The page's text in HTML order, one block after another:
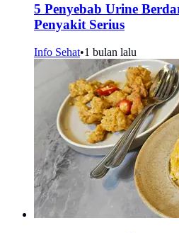
5 Penyebab Urine
Penyakit Serius
Info Sehat•1 bulan lalu